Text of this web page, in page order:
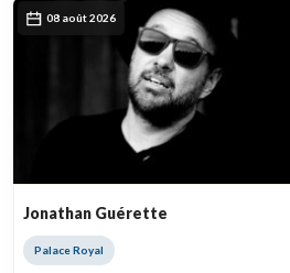
08 août 2026
Jonathan Guérette
Palace Royal